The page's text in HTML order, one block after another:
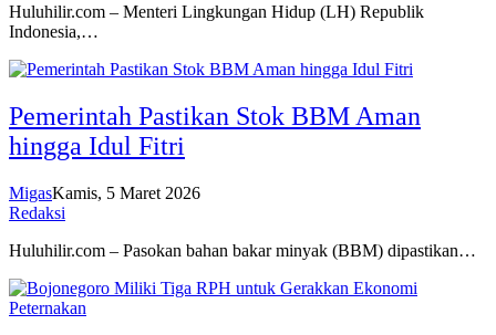
Huluhilir.com – Menteri Lingkungan Hidup (LH) Republik
Indonesia,…
Pemerintah Pastikan Stok BBM Aman
hingga Idul Fitri
MigasKamis, 5 Maret 2026
Redaksi
Huluhilir.com – Pasokan bahan bakar minyak (BBM) dipastikan…